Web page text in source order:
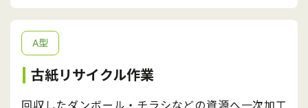
A型
古紙リサイクル作業